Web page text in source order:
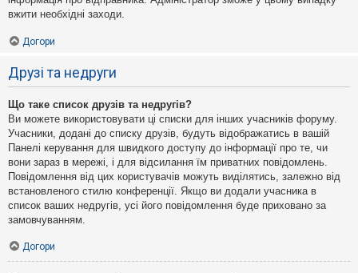
вжити необхідні заходи.
Догори
Друзі та недруги
Що таке список друзів та недругів?
Ви можете використовувати ці списки для інших учасників форуму.
Учасники, додані до списку друзів, будуть відображатись в вашій
Панелі керування для швидкого доступу до інформації про те, чи
вони зараз в мережі, і для відсилання їм приватних повідомлень.
Повідомлення від цих користувачів можуть виділятись, залежно від
встановленого стилю конференції. Якщо ви додали учасника в
список ваших недругів, усі його повідомлення буде приховано за
замовчуванням.
Догори